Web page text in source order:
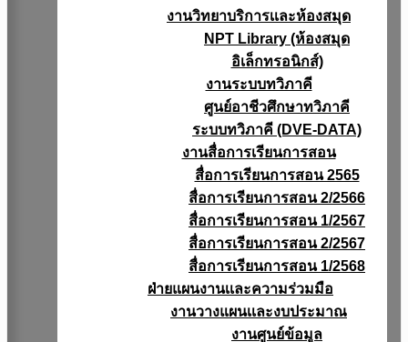
งานวิทยาบริการเเละห้องสมุด
NPT Library (ห้องสมุด
อิเล็กทรอนิกส์)
งานระบบทวิภาคี
ศูนย์อาชีวศึกษาทวิภาคี
ระบบทวิภาคี (DVE-DATA)
งานสื่อการเรียนการสอน
สื่อการเรียนการสอน 2565
สื่อการเรียนการสอน 2/2566
สื่อการเรียนการสอน 1/2567
สื่อการเรียนการสอน 2/2567
สื่อการเรียนการสอน 1/2568
ฝ่ายแผนงานเเละความร่วมมือ
งานวางแผนเเละงบประมาณ
งานศูนย์ข้อมูล